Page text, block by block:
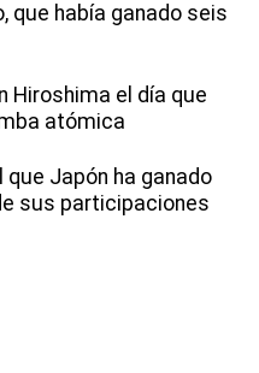
que había ganado seis
Hiroshima el día que
atómica
que Japón ha ganado
sus participaciones